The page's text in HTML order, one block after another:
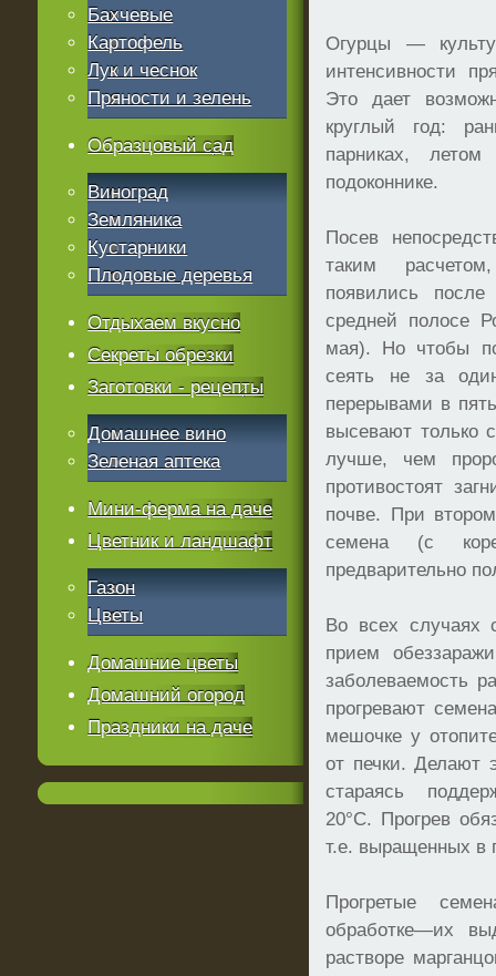
Огурцы —
интенсивности
Это дает
круглый год:
парниках,
подоконнике.
Посев
таким
появились
средней полосе
мая). Но чтобы
сеять не за
перерывами в
высевают только
лучше, чем
противостоят
почве. При
семена (с
предварительно
Во всех случаях
прием
заболеваемость
прогревают
мешочке у
от печки. Делают
стараясь
20°С. Прогрев
т.е. выращенных в
Прогретые
обработке—их
растворе
Бахчевые
Картофель
Лук и чеснок
Пряности и зелень
Образцовый сад
Виноград
Земляника
Кустарники
Плодовые деревья
Отдыхаем вкусно
Секреты обрезки
Заготовки - рецепты
Домашнее вино
Зеленая аптека
Мини-ферма на даче
Цветник и ландшафт
Газон
Цветы
Домашние цветы
Домашний огород
Праздники на даче